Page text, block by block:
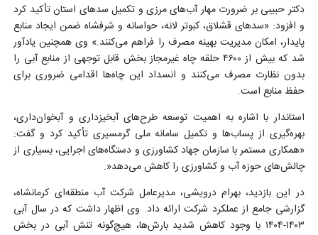
دکتر حبیبی بر ضرورت مهار آب‌های مرزی و تکمیل سدهای استان تأکید کرد
و افزود: «سدهای قشلاق، کبوتر لانه، حواسانه و شرفشاه ضمن ایجاد منابع
پایدار، امکان مدیریت بهینه مصرف را فراهم می‌کنند.» وی همچنین یادآور
شد که بیش از ۴۶۰۰ حلقه چاه غیرمجاز بخش قابل توجهی از منابع آبی را
بدون نظارت مصرف می‌کنند و انسداد این چاه‌ها اقدامی ضروری برای
حفظ منابع است.
استاندار با اشاره به اهمیت توسعه طرح‌های آبخیزداری و آبخوان‌داری،
بهره‌گیری از پساب‌ها و تکمیل سامانه ملی گرمسیری تأکید کرد و گفت:
«همکاری مستمر با سازمان جهاد کشاورزی و دستگاه‌های اجرایی، بسیاری از
چالش‌های حوزه آب و کشاورزی را کاهش می‌دهد.»
در این بازدید، بهرام درویشی، مدیرعامل شرکت آب منطقه‌ای کرمانشاه،
گزارشی جامع از عملکرد شرکت ارائه داد. وی اظهار داشت که در سال آبی
۱۴۰۳-۱۴۰۴ با وجود کاهش شدید بارش‌ها، هیچ‌گونه تنش آبی در بخش